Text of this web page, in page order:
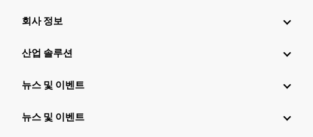
회사 정보
산업 솔루션
뉴스 및 이벤트
뉴스 및 이벤트